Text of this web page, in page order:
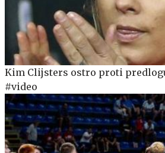
Kim Clijsters ostro proti
#video